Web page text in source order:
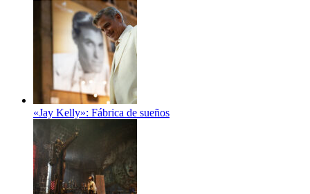
«Jay Kelly»: Fábrica de sueños